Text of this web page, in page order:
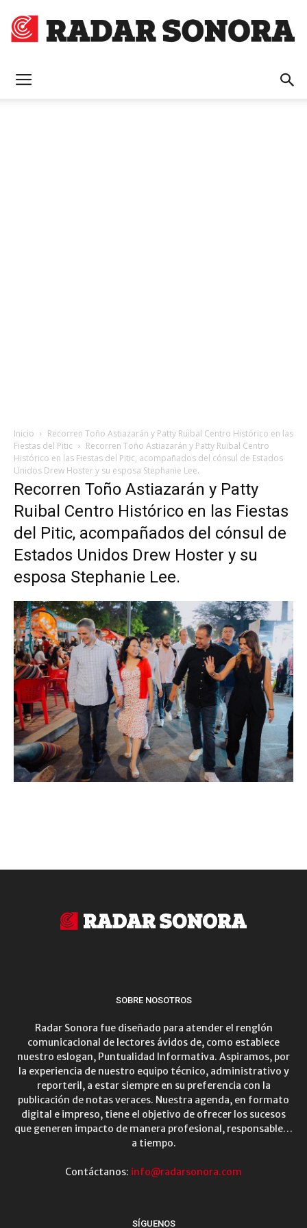
Inicio
Recorren Toño Astiazarán y Patty Ruibal Centro Histórico en las
Fiestas del Pitic
Recorren Toño Astiazarán y Patty Ruibal Centro
Histórico en las Fiestas del Pitic, acompañados del cónsul de Estados
Unidos Drew Hoster y su esposa Stephanie Lee.
Recorren Toño Astiazarán y Patty
Ruibal Centro Histórico en las Fiestas
del Pitic, acompañados del cónsul de
Estados Unidos Drew Hoster y su
esposa Stephanie Lee.
SOBRE NOSOTROS
Radar Sonora fue diseñado para atender el renglón
comunicacional de lectores ávidos de, como establece
nuestro eslogan, Puntualidad Informativa. Aspiramos, por
la experiencia de nuestro equipo técnico, administrativo y
reporteril, a estar siempre en su preferencia con la
publicación de notas veraces. Nuestra agenda, en formato
digital e impreso, tiene el objetivo de ofrecer los sucesos
que generen impacto de manera profesional, responsable…
a tiempo.
Contáctanos: info@radarsonora.com
SÍGUENOS